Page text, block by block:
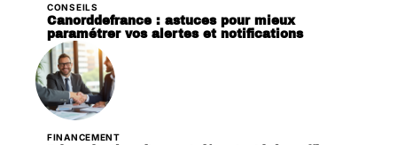
CONSEILS
Canorddefrance : astuces pour mieux
paramétrer vos alertes et notifications
FINANCEMENT